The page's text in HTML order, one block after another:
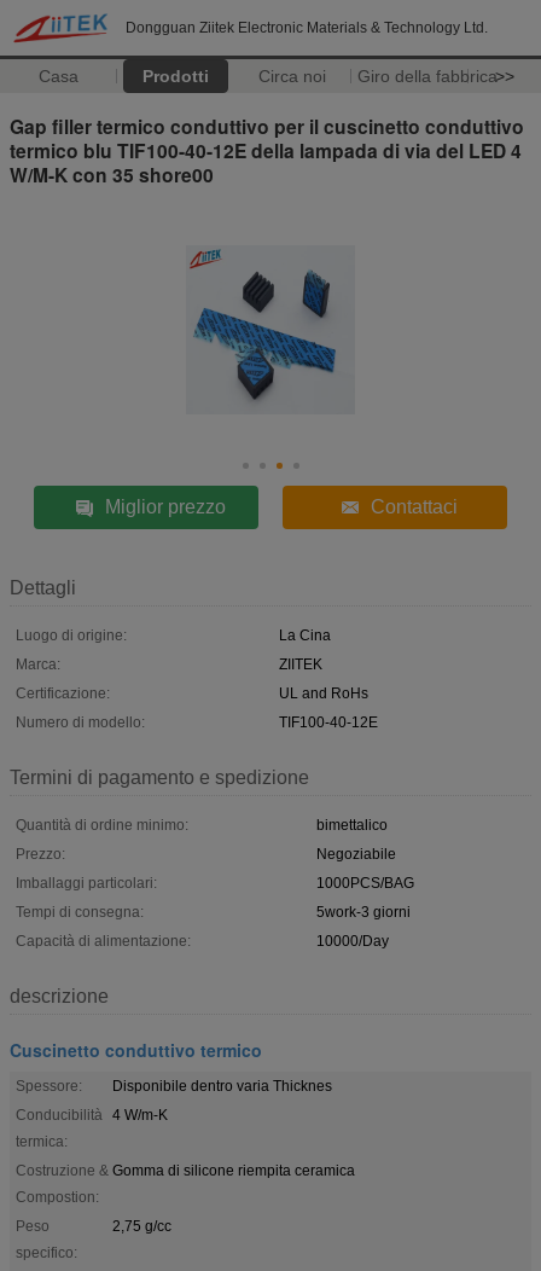
Dongguan Ziitek Electronic Materials & Technology Ltd.
Casa Prodotti Circa noi Giro della fabbrica>>
Gap filler termico conduttivo per il cuscinetto conduttivo
termico blu TIF100-40-12E della lampada di via del LED 4
W/M-K con 35 shore00
Miglior prezzo Contattaci
Dettagli
Luogo di origine:
La Cina
Marca:
ZIITEK
Certificazione:
UL and RoHs
Numero di modello:
TIF100-40-12E
Termini di pagamento e spedizione
Quantità di ordine minimo:
bimettalico
Prezzo:
Negoziabile
Imballaggi particolari:
1000PCS/BAG
Tempi di consegna:
5work-3 giorni
Capacità di alimentazione:
10000/Day
descrizione
Cuscinetto conduttivo termico
Spessore:
Disponibile dentro varia Thicknes
Conducibilità
termica:
4 W/m-K
Costruzione &
Compostion:
Gomma di silicone riempita ceramica
Peso
specifico:
2,75 g/cc